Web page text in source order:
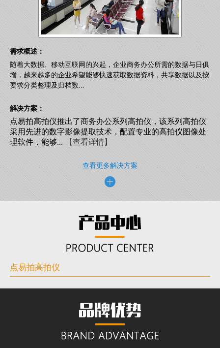
需求概述：
随着大数据、移动互联网的兴起，企业商务办公所需的数据与日俱
增，越来越多的企业希望能够快速获取数据资料，共享数据以及按
要求分类整理及归档数...
解决方案：
点易拍高拍仪推出了商务办公系列高拍仪，该系列高拍仪
采用先进的数字影像提取技术，配置专业的高拍仪图像处
理软件，能够...【查看详情】
查看更多解决方案
点易拍高拍仪